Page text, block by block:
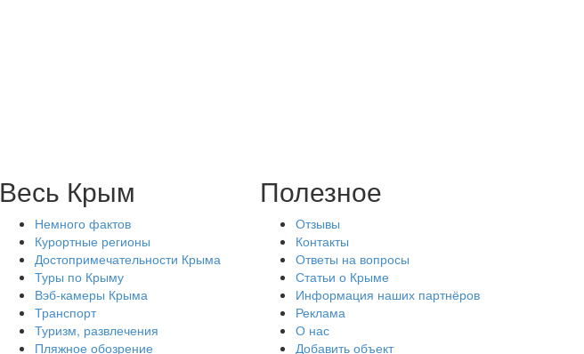
Весь Крым
Немного фактов
Курортные регионы
Достопримечательности Крыма
Туры по Крыму
Вэб-камеры Крыма
Транспорт
Туризм, развлечения
Пляжное обозрение
Полезное
Отзывы
Контакты
Ответы на вопросы
Статьи о Крыме
Информация наших партнёров
Реклама
О нас
Добавить объект